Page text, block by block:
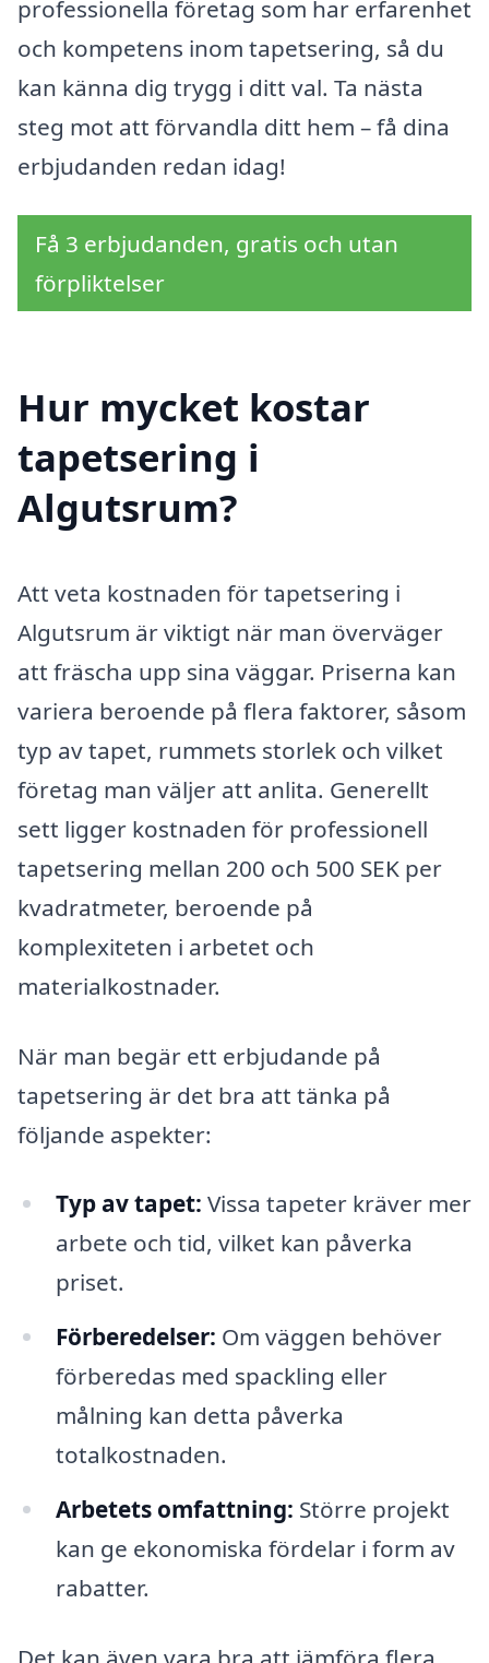
professionella företag som har erfarenhet
och kompetens inom tapetsering, så du
kan känna dig trygg i ditt val. Ta nästa
steg mot att förvandla ditt hem – få dina
erbjudanden redan idag!
Få 3 erbjudanden, gratis och utan
förpliktelser
Hur mycket kostar
tapetsering i
Algutsrum?
Att veta kostnaden för tapetsering i
Algutsrum är viktigt när man överväger
att fräscha upp sina väggar. Priserna kan
variera beroende på flera faktorer, såsom
typ av tapet, rummets storlek och vilket
företag man väljer att anlita. Generellt
sett ligger kostnaden för professionell
tapetsering mellan 200 och 500 SEK per
kvadratmeter, beroende på
komplexiteten i arbetet och
materialkostnader.
När man begär ett erbjudande på
tapetsering är det bra att tänka på
följande aspekter:
Typ av tapet: Vissa tapeter kräver mer
arbete och tid, vilket kan påverka
priset.
Förberedelser: Om väggen behöver
förberedas med spackling eller
målning kan detta påverka
totalkostnaden.
Arbetets omfattning: Större projekt
kan ge ekonomiska fördelar i form av
rabatter.